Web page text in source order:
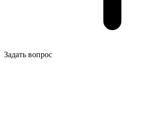
Задать вопрос